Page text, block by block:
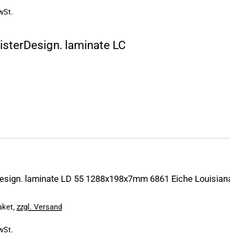
laminate LC
laminate LD 55 1288x198x7mm 6861 Eiche
, zzgl. Versand